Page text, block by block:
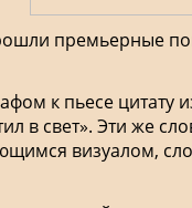
премьерные
к пьесе цитату
в свет». Эти же
визуалом,